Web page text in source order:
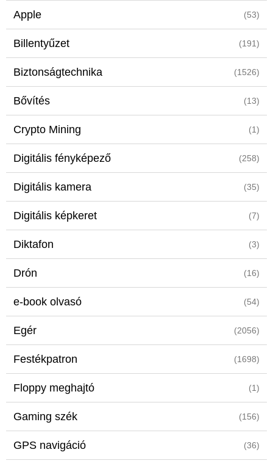
Apple (53)
Billentyűzet (191)
Biztonságtechnika (1526)
Bővítés (13)
Crypto Mining (1)
Digitális fényképező (258)
Digitális kamera (35)
Digitális képkeret (7)
Diktafon (3)
Drón (16)
e-book olvasó (54)
Egér (2056)
Festékpatron (1698)
Floppy meghajtó (1)
Gaming szék (156)
GPS navigáció (36)